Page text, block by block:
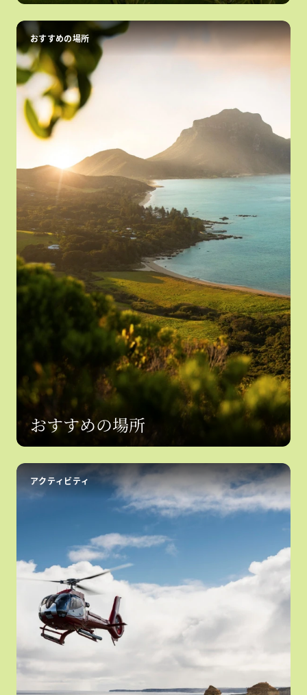
おすすめの場所
おすすめの場所
アクティビティ